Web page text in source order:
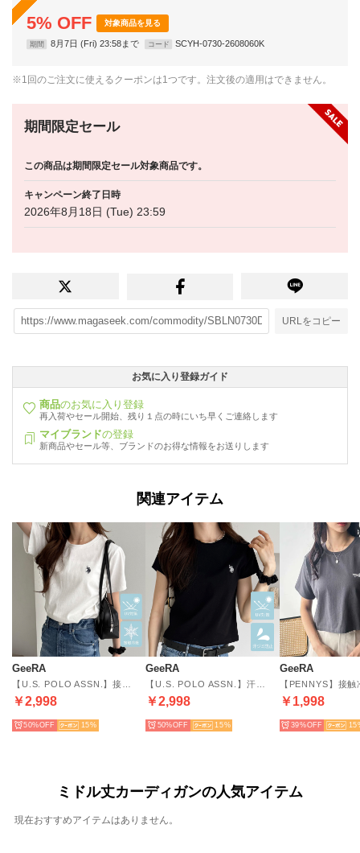
5% OFF 対象商品を見る
期間 8月7日 (Fri) 23:58まで コード SCYH-0730-2608060K
※1回のご注文に使えるクーポンは1つです。注文後の適用はできません。
期間限定セール
この商品は期間限定セール対象商品です。
キャンペーン終了日時
2026年8月18日 (Tue) 23:59
URLをコピー
お気に入り登録ガイド
商品のお気に入り登録
再入荷やセール開始、残り１点の時にいち早くご連絡します
マイブランドの登録
新商品やセール等、ブランドのお得な情報をお送りします
関連アイテム
GeeRA
￥2,998
50% 15
GeeRA
￥2,998
50% 15
GeeRA
￥1,998
39% 15
ミドル丈カーディガンの人気アイテム
現在おすすめアイテムはありません。